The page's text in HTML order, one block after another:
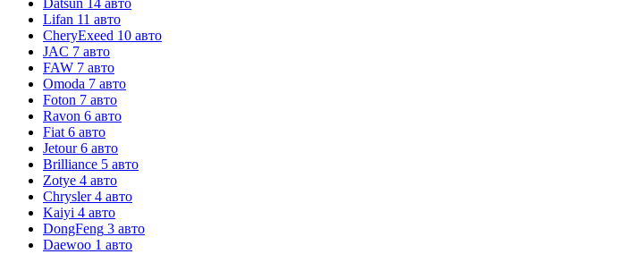
Datsun 14 авто
Lifan 11 авто
CheryExeed 10 авто
JAC 7 авто
FAW 7 авто
Omoda 7 авто
Foton 7 авто
Ravon 6 авто
Fiat 6 авто
Jetour 6 авто
Brilliance 5 авто
Zotye 4 авто
Chrysler 4 авто
Kaiyi 4 авто
DongFeng 3 авто
Daewoo 1 авто